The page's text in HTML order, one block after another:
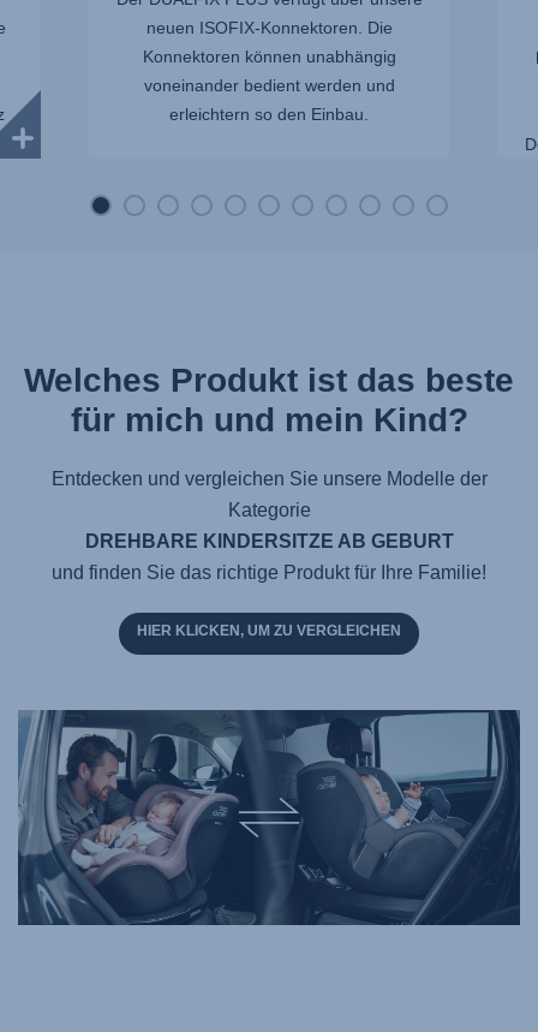
neuen ISOFIX-Konnektoren. Die
Konnektoren können unabhängig
voneinander bedient werden und
erleichtern so den Einbau.
Welches Produkt ist das beste
für mich und mein Kind?
Entdecken und vergleichen Sie unsere Modelle der
Kategorie
DREHBARE KINDERSITZE AB GEBURT
und finden Sie das richtige Produkt für Ihre Familie!
HIER KLICKEN, UM ZU VERGLEICHEN